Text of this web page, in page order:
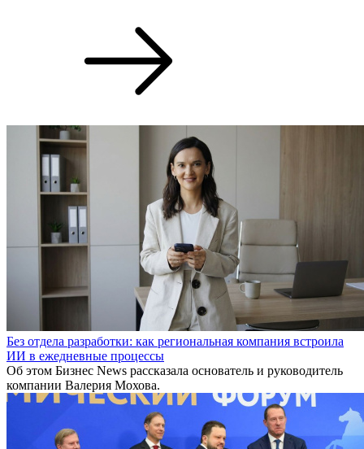
Без отдела разработки: как региональная компания встроила
ИИ в ежедневные процессы
Об этом Бизнес News рассказала основатель и руководитель
компании Валерия Мохова.